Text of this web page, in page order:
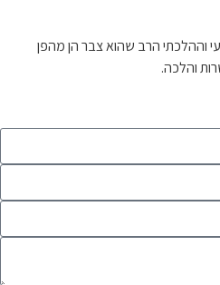
וההלכתי הרב שהוא צבר הן מהפן
והלכה.